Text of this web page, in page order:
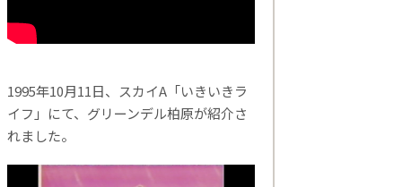
1995年10月11日、スカイA「いきいきラ
イフ」にて、グリーンデル柏原が紹介さ
れました。